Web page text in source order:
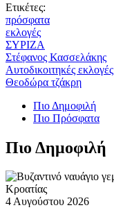
Ετικέτες:
πρόσφατα
εκλογές
ΣΥΡΙΖΑ
Στέφανος Κασσελάκης
Αυτοδικοιτηκές εκλογές
Θεοδώρα τζάκρη
Πιο Δημοφιλή
Πιο Πρόσφατα
Πιο Δημοφιλή
4 Αυγούστου 2026